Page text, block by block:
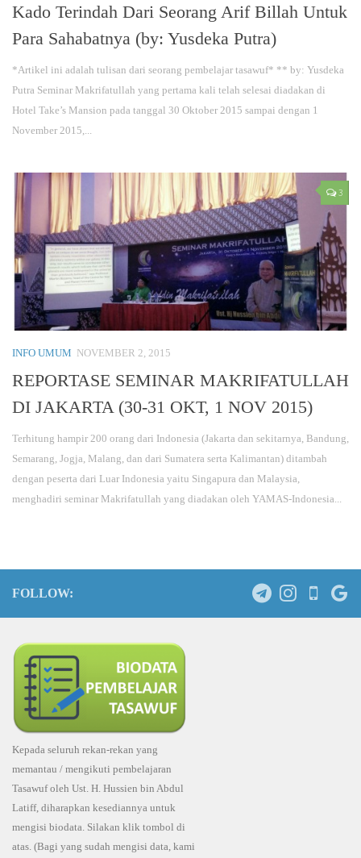
Kado Terindah Dari Seorang Arif Billah Untuk
Para Sahabatnya (by: Yusdeka Putra)
*Artikel ini adalah tulisan dari seorang pembelajar tasawuf* ** by: Yusdeka
Putra Seminar Makrifatullah yang pertama kali telah selesai diadakan di
Hotel Take’s Mansion pada tanggal 30 Oktober 2015 sampai dengan 1
November 2015,...
3
INFO UMUM NOVEMBER 2, 2015
REPORTASE SEMINAR MAKRIFATULLAH
DI JAKARTA (30-31 OKT, 1 NOV 2015)
Terhitung hampir 200 orang dari Indonesia (Jakarta dan sekitarnya, Bandung,
Semarang, Jogja, Malang, dan dari Sumatera serta Kalimantan) ditambah
dengan peserta dari Luar Indonesia yaitu Singapura dan Malaysia,
menghadiri seminar Makrifatullah yang diadakan oleh YAMAS-Indonesia...
FOLLOW:
Kepada seluruh rekan-rekan yang
memantau / mengikuti pembelajaran
Tasawuf oleh Ust. H. Hussien bin Abdul
Latiff, diharapkan kesediannya untuk
mengisi biodata. Silakan klik tombol di
atas. (Bagi yang sudah mengisi data, kami